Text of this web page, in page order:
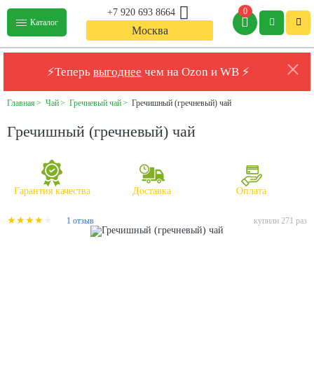
Каталог
Москва
+7 920 693 8664 0
⚡Теперь выгоднее чем на Ozon и WB ⚡
Главная Чай Гречневый чай Гречишный (гречневый) чай
Гречишный (гречневый) чай
Гарантия качества Доставка Оплата
1 отзыв купили 271 раз